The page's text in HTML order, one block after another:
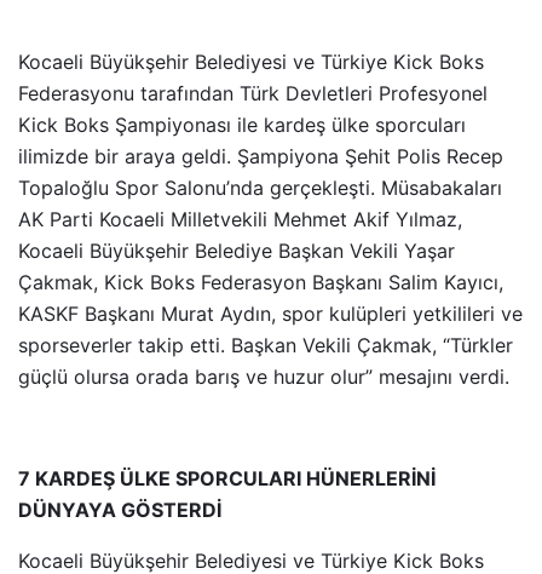
Kocaeli Büyükşehir Belediyesi ve Türkiye Kick Boks
Federasyonu tarafından Türk Devletleri Profesyonel
Kick Boks Şampiyonası ile kardeş ülke sporcuları
ilimizde bir araya geldi. Şampiyona Şehit Polis Recep
Topaloğlu Spor Salonu’nda gerçekleşti. Müsabakaları
AK Parti Kocaeli Milletvekili Mehmet Akif Yılmaz,
Kocaeli Büyükşehir Belediye Başkan Vekili Yaşar
Çakmak, Kick Boks Federasyon Başkanı Salim Kayıcı,
KASKF Başkanı Murat Aydın, spor kulüpleri yetkilileri ve
sporseverler takip etti. Başkan Vekili Çakmak, “Türkler
güçlü olursa orada barış ve huzur olur” mesajını verdi.
7 KARDEŞ ÜLKE SPORCULARI HÜNERLERİNİ
DÜNYAYA GÖSTERDİ
Kocaeli Büyükşehir Belediyesi ve Türkiye Kick Boks